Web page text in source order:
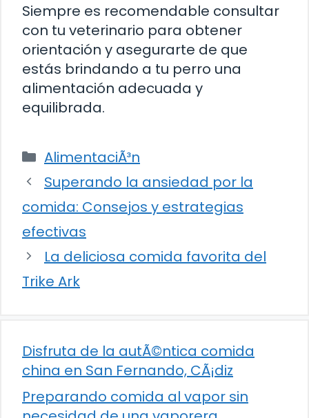
Siempre es recomendable consultar
con tu veterinario para obtener
orientación y asegurarte de que
estás brindando a tu perro una
alimentación adecuada y
equilibrada.
Categorías
AlimentaciÃ³n
Superando la ansiedad por la
comida: Consejos y estrategias
efectivas
La deliciosa comida favorita del
Trike Ark
Disfruta de la autÃ©ntica comida
china en San Fernando, CÃ¡diz
Preparando comida al vapor sin